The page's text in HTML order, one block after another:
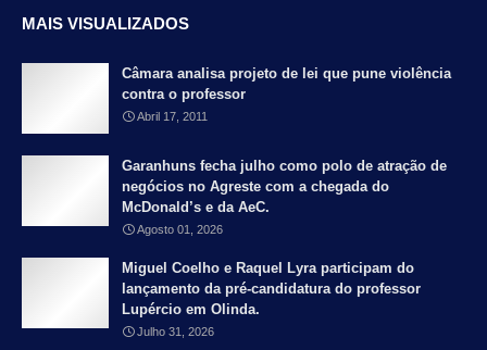
MAIS VISUALIZADOS
Câmara analisa projeto de lei que pune violência
contra o professor
Abril 17, 2011
Garanhuns fecha julho como polo de atração de
negócios no Agreste com a chegada do
McDonald’s e da AeC.
Agosto 01, 2026
Miguel Coelho e Raquel Lyra participam do
lançamento da pré-candidatura do professor
Lupércio em Olinda.
Julho 31, 2026